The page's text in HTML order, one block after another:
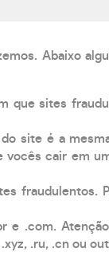
Abaixo
que sites
site é a
vocês cair em
fraudulentos.
e .com.
.ru, .cn ou